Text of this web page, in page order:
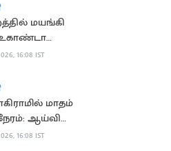
மயங்கி
உகாண்டா
தலைவர்
16:08 IST
மாதம்
ஆய்வில்
16:08 IST